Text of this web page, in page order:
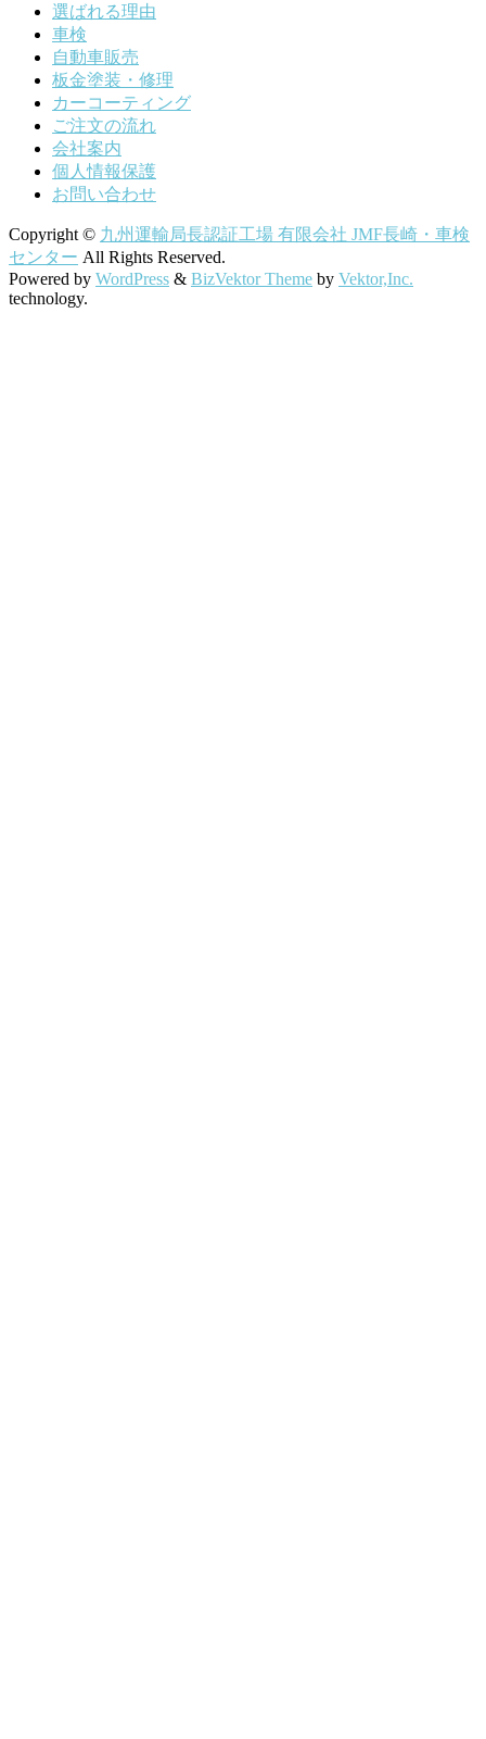
選ばれる理由
車検
自動車販売
板金塗装・修理
カーコーティング
ご注文の流れ
会社案内
個人情報保護
お問い合わせ
Copyright © 九州運輸局長認証工場 有限会社 JMF長崎・車検
センター All Rights Reserved.
Powered by WordPress & BizVektor Theme by Vektor,Inc.
technology.